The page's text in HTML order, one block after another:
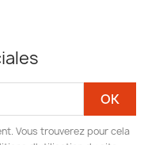
Vous trouverez pour cela